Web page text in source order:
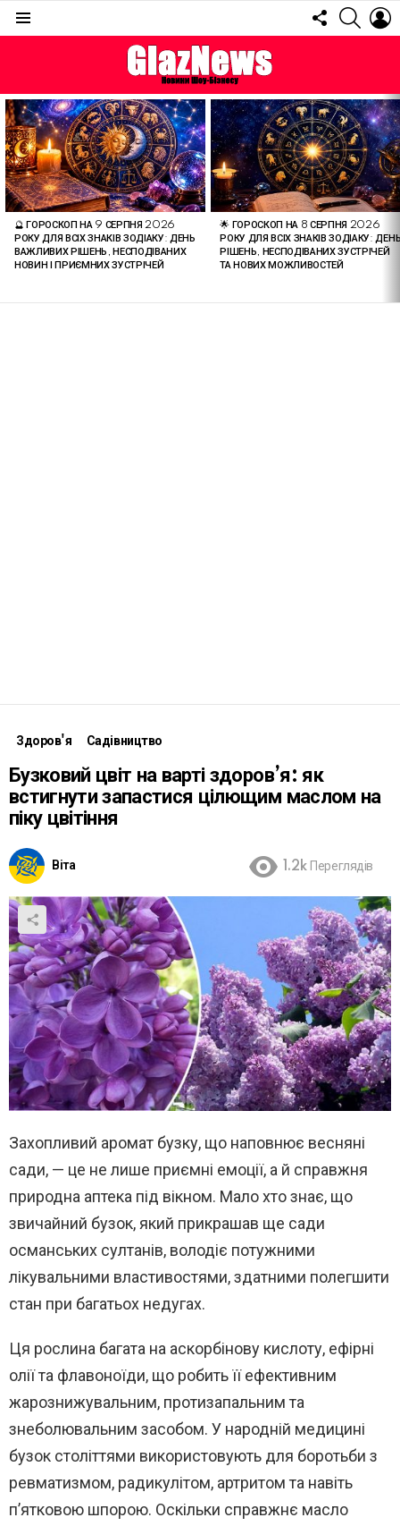
FOLLOW
US
ОСТАННІ
СТАТТІ
🔮 ГОРОСКОП НА 9 СЕРПНЯ 2026
РОКУ ДЛЯ ВСІХ ЗНАКІВ ЗОДІАКУ: ДЕНЬ
ВАЖЛИВИХ РІШЕНЬ, НЕСПОДІВАНИХ
НОВИН І ПРИЄМНИХ ЗУСТРІЧЕЙ
🌟 ГОРОСКОП НА 8 СЕРПНЯ 2026
РОКУ ДЛЯ ВСІХ ЗНАКІВ ЗОДІАКУ:
РІШЕНЬ, НЕСПОДІВАНИХ ЗУСТРІЧЕЙ
ТА НОВИХ МОЖЛИВОСТЕЙ
Здоров'я Садівництво
Бузковий цвіт на варті здоров’я: як
встигнути запастися цілющим маслом на
піку цвітіння
Віта 1.2k Переглядів
Захопливий аромат бузку, що наповнює весняні
сади, — це не лише приємні емоції, а й справжня
природна аптека під вікном. Мало хто знає, що
звичайний бузок, який прикрашав ще сади
османських султанів, володіє потужними
лікувальними властивостями, здатними полегшити
стан при багатьох недугах.
Ця рослина багата на аскорбінову кислоту, ефірні
олії та флавоноїди, що робить її ефективним
жарознижувальним, протизапальним та
знеболювальним засобом. У народній медицині
бузок століттями використовують для боротьби з
ревматизмом, радикулітом, артритом та навіть
п’ятковою шпорою. Оскільки справжнє масло